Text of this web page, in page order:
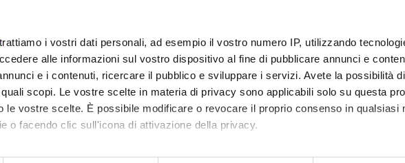
trattiamo i vostri dati personali, ad esempio il vostro numero IP, utilizzando
alle informazioni sul vostro dispositivo al fine di pubblicare annunci e
e i contenuti, ricercare il pubblico e sviluppare i servizi. Avete la possibilità
scopi. Le vostre scelte in materia di privacy sono applicabili solo su questa
le vostre scelte. È possibile modificare o revocare il proprio consenso in qualsiasi
o facendo clic sull'icona di attivazione della privacy.
anche:
AREAS INVOLVED IN THE PROJECT
(DM)
(DNBM) (DNBM)